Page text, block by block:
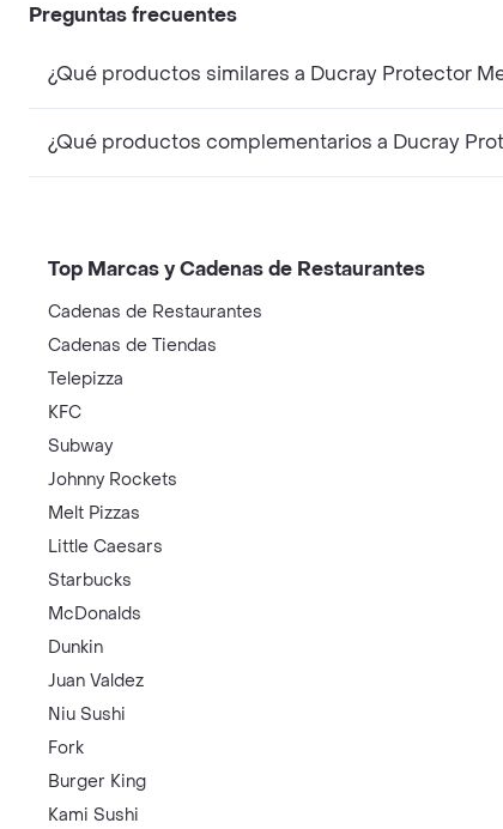
Preguntas frecuentes
¿Qué productos similares a Ducray Protector
¿Qué productos complementarios a Ducray
Top Marcas y Cadenas de Restaurantes
Cadenas de Restaurantes
Cadenas de Tiendas
Telepizza
KFC
Subway
Johnny Rockets
Melt Pizzas
Little Caesars
Starbucks
McDonalds
Dunkin
Juan Valdez
Niu Sushi
Fork
Burger King
Kami Sushi